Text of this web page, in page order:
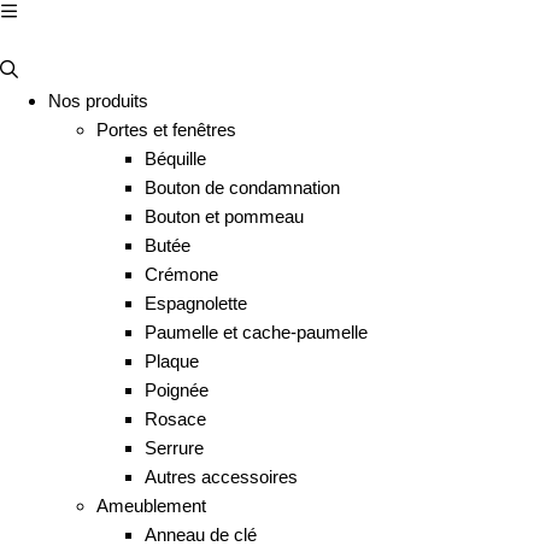
Nos produits
Portes et fenêtres
Béquille
Bouton de condamnation
Bouton et pommeau
Butée
Crémone
Espagnolette
Paumelle et cache-paumelle
Plaque
Poignée
Rosace
Serrure
Autres accessoires
Ameublement
Anneau de clé